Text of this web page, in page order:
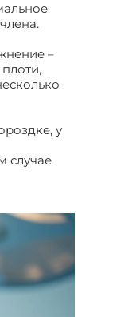
–
у
случае